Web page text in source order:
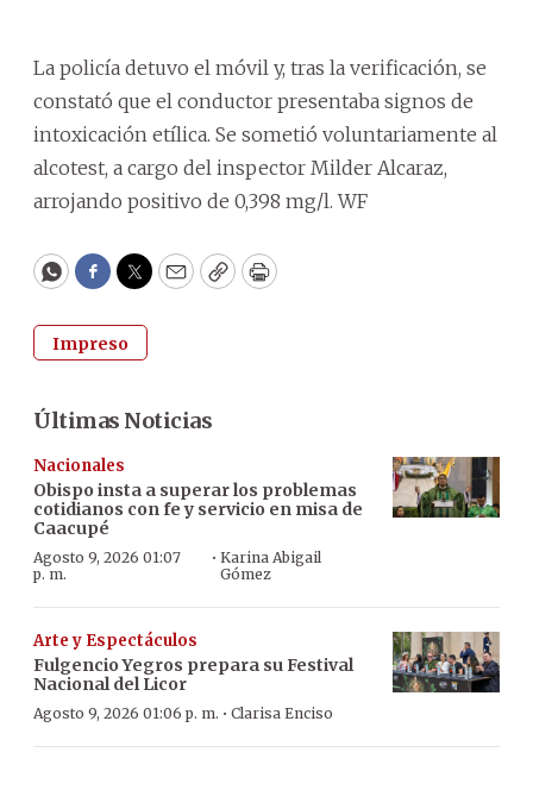
La policía detuvo el móvil y, tras la verificación, se
constató que el conductor presentaba signos de
intoxicación etílica. Se sometió voluntariamente al
alcotest, a cargo del inspector Milder Alcaraz,
arrojando positivo de 0,398 mg/l. WF
WhatsApp
Facebook
Twitter
EmailCopyPrint
Impreso
Últimas Noticias
Nacionales
Obispo insta a superar los problemas
cotidianos con fe y servicio en misa de
Caacupé
Agosto 9, 2026 01:07
p. m.
·Karina Abigail
Gómez
Arte y Espectáculos
Fulgencio Yegros prepara su Festival
Nacional del Licor
Agosto 9, 2026 01:06 p. m. · Clarisa Enciso